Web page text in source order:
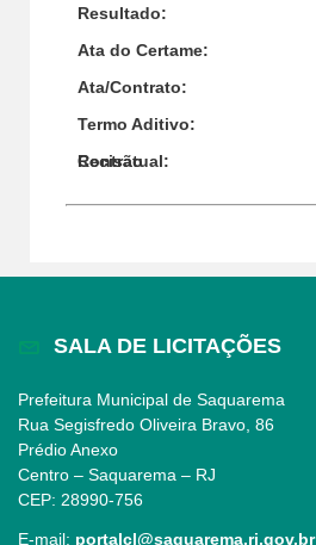
Resultado:
Ata do Certame:
Ata/Contrato:
Termo Aditivo:
Recisão Contratual:
SALA DE LICITAÇÕES
Prefeitura Municipal de Saquarema
Rua Segisfredo Oliveira Bravo, 86
Prédio Anexo
Centro – Saquarema – RJ
CEP: 28990-756
E-mail: portalcl@saquarema.rj.gov.br